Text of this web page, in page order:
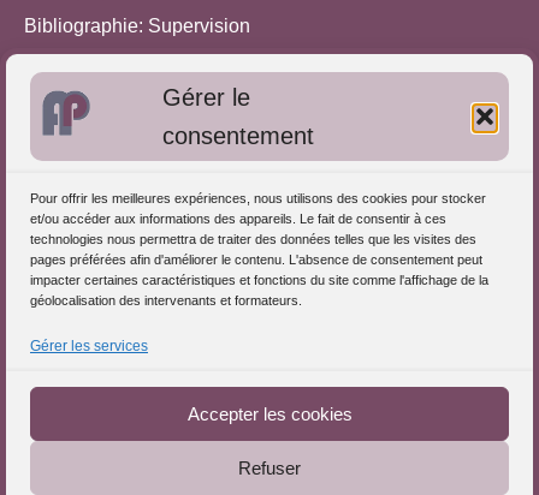
Gérer le
consentement
Pour offrir les meilleures expériences, nous utilisons des cookies pour stocker
et/ou accéder aux informations des appareils. Le fait de consentir à ces
technologies nous permettra de traiter des données telles que les visites des
pages préférées afin d'améliorer le contenu. L'absence de consentement peut
impacter certaines caractéristiques et fonctions du site comme l'affichage de la
géolocalisation des intervenants et formateurs.
Gérer les services
Accepter les cookies
Refuser
Bibliographie: Supervision
Approches de l'Analyse des pratiques
S'inscrire dans l'Annuaire
Publiez vos formations
Charte déontologique
Téléchargez le Guide